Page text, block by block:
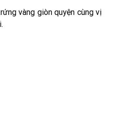
vàng giòn quyện cùng vị